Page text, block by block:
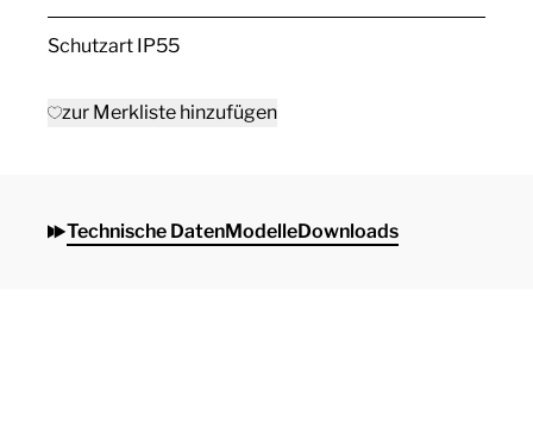
Schutzart IP55
zur Merkliste hinzufügen
Technische DatenModelleDownloads